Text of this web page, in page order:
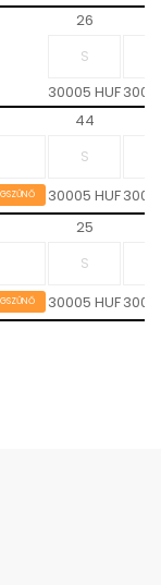
26
30005 HUF
44
30005 HUF
25
30005 HUF